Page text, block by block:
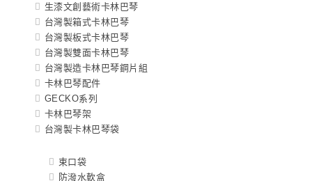
生漆文創藝術卡林巴琴
台灣製箱式卡林巴琴
台灣製板式卡林巴琴
台灣製雙面卡林巴琴
台灣製造卡林巴琴鋼片組
卡林巴琴配件
GECKO系列
卡林巴琴架
台灣製卡林巴琴袋
束口袋
防潑水軟盒